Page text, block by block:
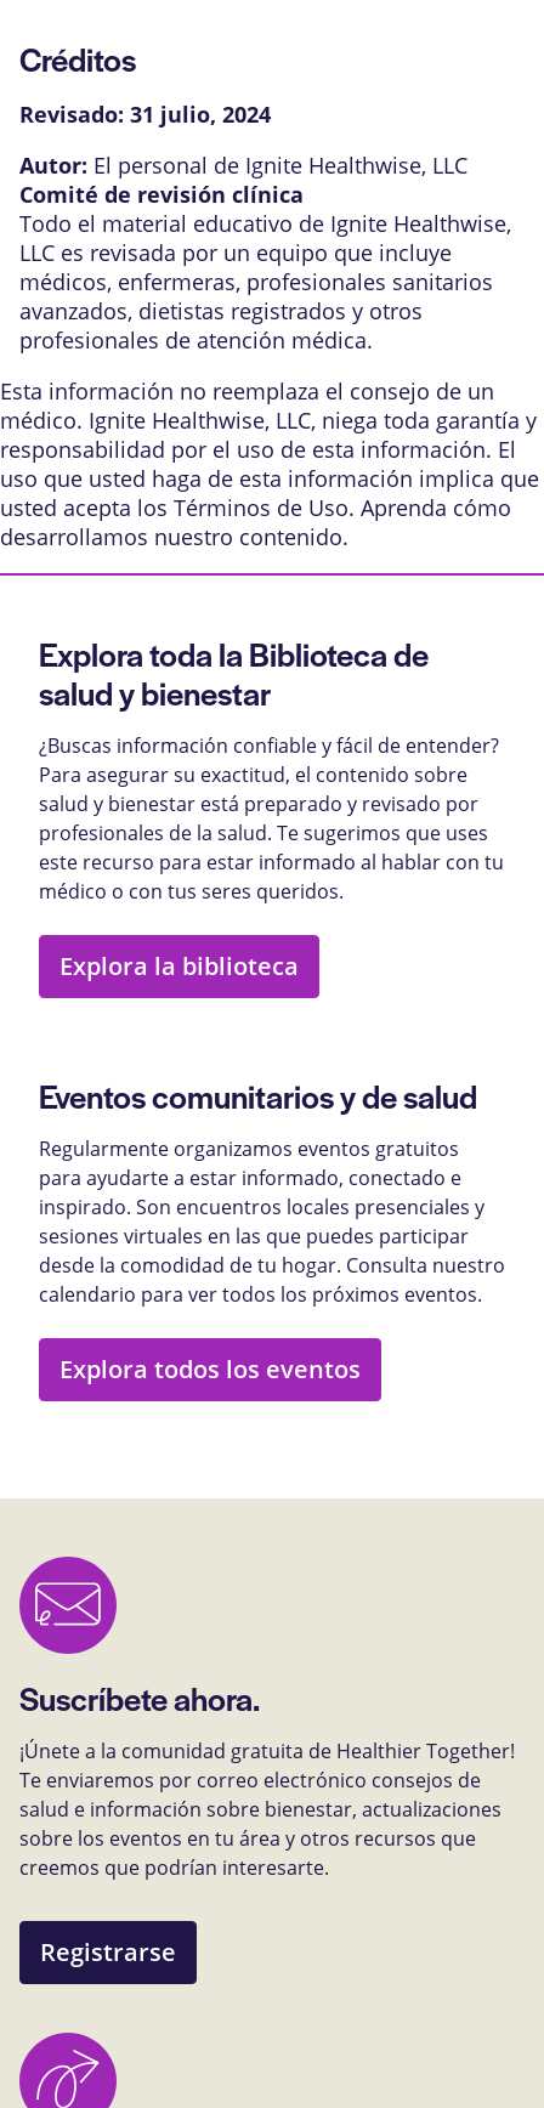
Créditos
Revisado: 31 julio, 2024
Autor: El personal de Ignite Healthwise, LLC
Comité de revisión clínica
Todo el material educativo de Ignite Healthwise,
LLC es revisada por un equipo que incluye
médicos, enfermeras, profesionales sanitarios
avanzados, dietistas registrados y otros
profesionales de atención médica.
Esta información no reemplaza el consejo de un
médico. Ignite Healthwise, LLC, niega toda garantía y
responsabilidad por el uso de esta información. El
uso que usted haga de esta información implica que
usted acepta los Términos de Uso. Aprenda cómo
desarrollamos nuestro contenido.
Explora toda la Biblioteca de
salud y bienestar
¿Buscas información confiable y fácil de entender?
Para asegurar su exactitud, el contenido sobre
salud y bienestar está preparado y revisado por
profesionales de la salud. Te sugerimos que uses
este recurso para estar informado al hablar con tu
médico o con tus seres queridos.
Explora la biblioteca
Eventos comunitarios y de salud
Regularmente organizamos eventos gratuitos
para ayudarte a estar informado, conectado e
inspirado. Son encuentros locales presenciales y
sesiones virtuales en las que puedes participar
desde la comodidad de tu hogar. Consulta nuestro
calendario para ver todos los próximos eventos.
Explora todos los eventos
Suscríbete ahora.
¡Únete a la comunidad gratuita de Healthier Together!
Te enviaremos por correo electrónico consejos de
salud e información sobre bienestar, actualizaciones
sobre los eventos en tu área y otros recursos que
creemos que podrían interesarte.
Registrarse